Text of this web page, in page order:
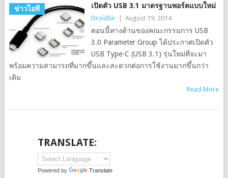
ข่าวไอที เปิดตัว USB 3.1 มาตรฐานพอร์ตแบบใหม่
DroidSir August 19, 2014
ตอนนี้ทางด้านของคณะกรรมการ USB
3.0 Parameter Group ได้ประกาศเปิดตัว
USB Type-C (USB 3.1) รุ่นใหม่ที่จะมา
พร้อมความสามารถที่มากขึ้นและสะดวกต่อการใช้งานมากขึ้นกว่า
เดิม
Read More
TRANSLATE:
Powered by Translate